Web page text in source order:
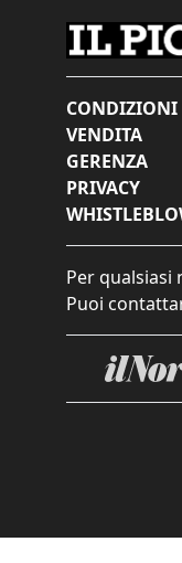
VENDITA
GERENZA
PRIVACY
Per qualsiasi
Puoi